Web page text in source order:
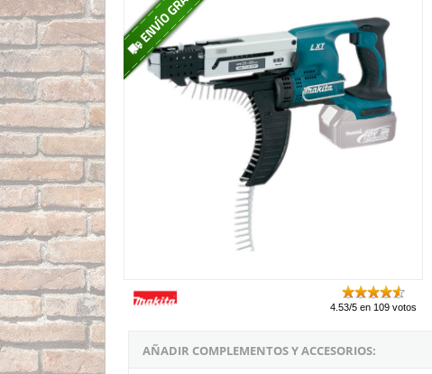
4.53/5 en 109 votos
AÑADIR COMPLEMENTOS Y ACCESORIOS: